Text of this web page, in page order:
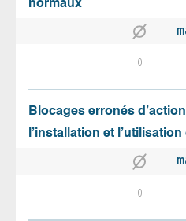
normaux
0
Blocages erronés
l’installation et
0